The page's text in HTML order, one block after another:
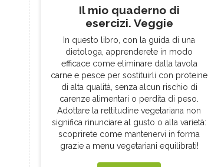
Il mio quaderno di
esercizi. Veggie
In questo libro, con la guida di una
dietologa, apprenderete in modo
efficace come eliminare dalla tavola
carne e pesce per sostituirli con proteine
di alta qualità, senza alcun rischio di
carenze alimentari o perdita di peso.
Adottare la rettitudine vegetariana non
significa rinunciare al gusto o alla varietà:
scoprirete come mantenervi in forma
grazie a menu vegetariani equilibrati!